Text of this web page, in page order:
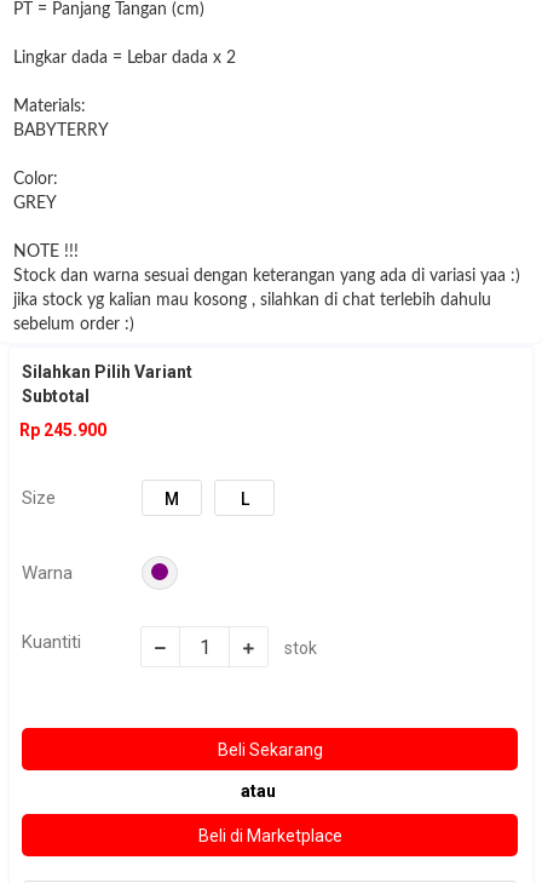
PT = Panjang Tangan (cm)
Lingkar dada = Lebar dada x 2
Materials:
BABYTERRY
Color:
GREY
NOTE !!!
Stock dan warna sesuai dengan keterangan yang ada di variasi yaa :)
jika stock yg kalian mau kosong , silahkan di chat terlebih dahulu
sebelum order :)
Silahkan Pilih Variant
Subtotal
Rp 245.900
Size M L
Warna
Kuantiti stok
atau